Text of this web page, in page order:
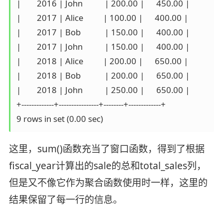
|        2016 | John           | 200.00 |      450.00 |
|        2017 | Alice          | 100.00 |      400.00 |
|        2017 | Bob            | 150.00 |      400.00 |
|        2017 | John           | 150.00 |      400.00 |
|        2018 | Alice          | 200.00 |      650.00 |
|        2018 | Bob            | 200.00 |      650.00 |
|        2018 | John           | 250.00 |      650.00 |
+-------------+----------------+--------+-------------+
9 rows in set (0.00 sec)
这里，sum()函数充当了窗口函数，得到了根据
fiscal_year计算出的sale的总和total_sales列，
但是又不像它作为聚合函数使用时一样，这里的
结果保留了每一行的信息。